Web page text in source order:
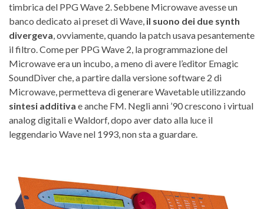
timbrica del PPG Wave 2. Sebbene Microwave avesse un
banco dedicato ai preset di Wave, il suono dei due synth
divergeva , ovviamente, quando la patch usava pesantemente
il filtro. Come per PPG Wave 2, la programmazione del
Microwave era un incubo, a meno di avere l’editor Emagic
SoundDiver che, a partire dalla versione software 2 di
Microwave, permetteva di generare Wavetable utilizzando
sintesi additiva e anche FM. Negli anni ’90 crescono i virtual
analog digitali e Waldorf, dopo aver dato alla luce il
leggendario Wave nel 1993, non sta a guardare.